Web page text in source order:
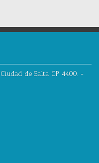
Ciudad de Salta CP 4400. -